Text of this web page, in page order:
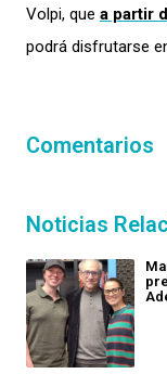
Volpi, que a partir
podrá disfrutarse
Comentarios
Noticias